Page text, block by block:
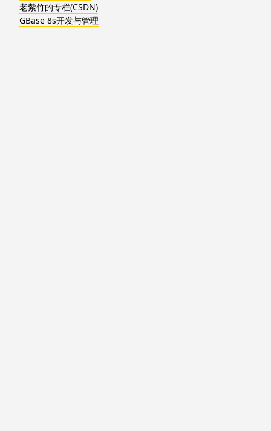
老紫竹的专栏(CSDN)
GBase 8s开发与管理